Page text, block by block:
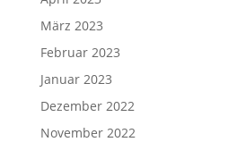
März 2023
Februar 2023
Januar 2023
Dezember 2022
November 2022